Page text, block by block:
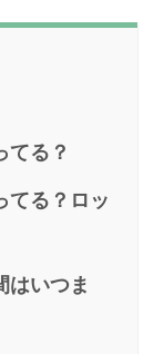
てる？
てる？ロッ
はいつま